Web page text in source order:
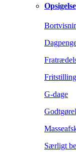
Opsigelse
G-dage
Særligt